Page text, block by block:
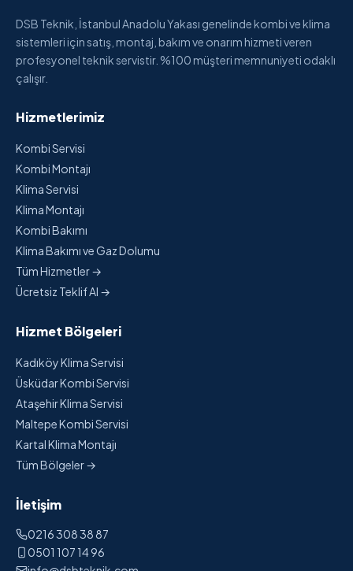
DSB Teknik, İstanbul Anadolu Yakası genelinde kombi ve klima
sistemleri için satış, montaj, bakım ve onarım hizmeti veren
profesyonel teknik servistir. %100 müşteri memnuniyeti odaklı
çalışır.
Hizmetlerimiz
Kombi Servisi
Kombi Montajı
Klima Servisi
Klima Montajı
Kombi Bakımı
Klima Bakımı ve Gaz Dolumu
Tüm Hizmetler →
Ücretsiz Teklif Al →
Hizmet Bölgeleri
Kadıköy Klima Servisi
Üsküdar Kombi Servisi
Ataşehir Klima Servisi
Maltepe Kombi Servisi
Kartal Klima Montajı
Tüm Bölgeler →
İletişim
0216 308 38 87
0501 107 14 96